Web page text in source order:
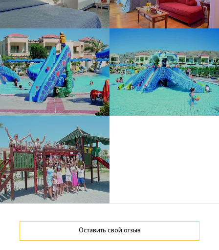
Оставить свой отзыв